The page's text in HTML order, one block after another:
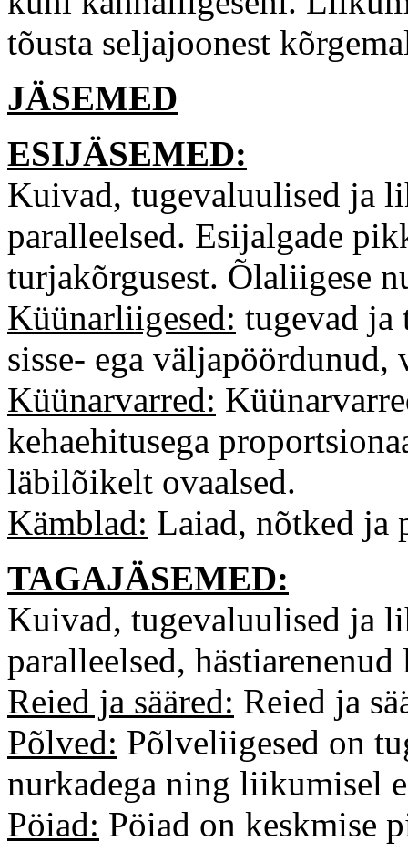
tõusta seljajoonest
JÄSEMED
ESIJÄSEMED:
Kuivad, tugevaluulised ja
paralleelsed. Esijalgade
turjakõrgusest. Õlaliigese
Küünarliigesed: tugevad
sisse- ega
Küünarvarred:
kehaehitusega
läbilõikelt ovaalsed.
Kämblad: Laiad, nõtked ja
TAGAJÄSEMED:
Kuivad, tugevaluulised ja
paralleelsed,
Reied ja sääred: Reied ja
Põlved: Põlveliigesed on
nurkadega ning liikumisel
Pöiad: Pöiad on keskmise